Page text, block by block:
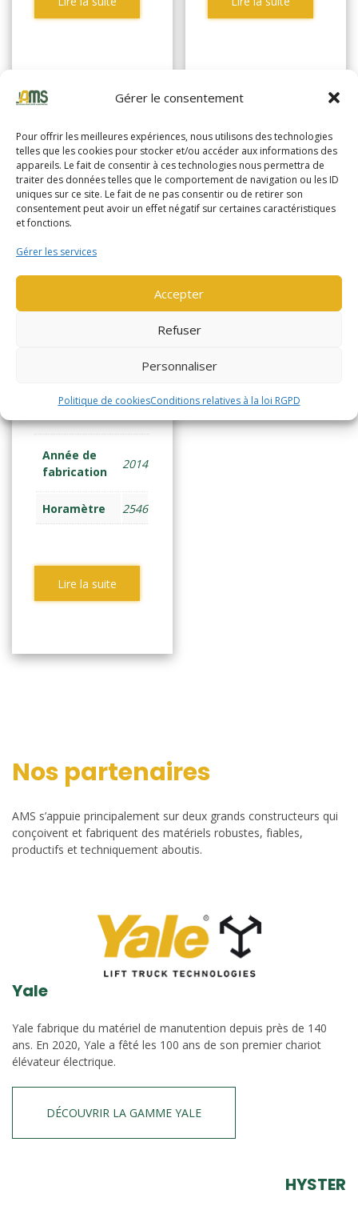
Gérer le consentement
Pour offrir les meilleures expériences, nous utilisons des technologies
telles que les cookies pour stocker et/ou accéder aux informations des
appareils. Le fait de consentir à ces technologies nous permettra de
traiter des données telles que le comportement de navigation ou les ID
uniques sur ce site. Le fait de ne pas consentir ou de retirer son
consentement peut avoir un effet négatif sur certaines caractéristiques
et fonctions.
Gérer les services
Accepter
Refuser
Personnaliser
Politique de cookiesConditions relatives à la loi RGPD
YALE
TRANSPAL ELEC
Année de
fabrication
2014
Horamètre 2546
Lire la suite
Nos partenaires
AMS s’appuie principalement sur deux grands constructeurs qui
conçoivent et fabriquent des matériels robustes, fiables,
productifs et techniquement aboutis.
Yale
Yale fabrique du matériel de manutention depuis près de 140
ans. En 2020, Yale a fêté les 100 ans de son premier chariot
élévateur électrique.
DÉCOUVRIR LA GAMME YALE
HYSTER